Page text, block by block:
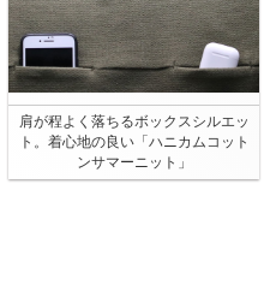
肩が程よく落ちるボックスシルエッ
ト。着心地の良い「ハニカムコット
ンサマーニット」